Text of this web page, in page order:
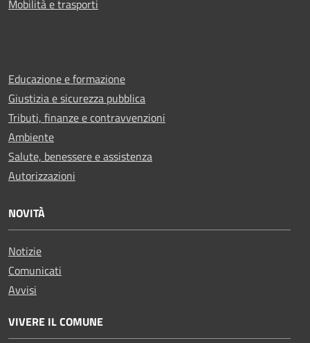
Mobilità e trasporti
Educazione e formazione
Giustizia e sicurezza pubblica
Tributi, finanze e contravvenzioni
Ambiente
Salute, benessere e assistenza
Autorizzazioni
NOVITÀ
Notizie
Comunicati
Avvisi
VIVERE IL COMUNE